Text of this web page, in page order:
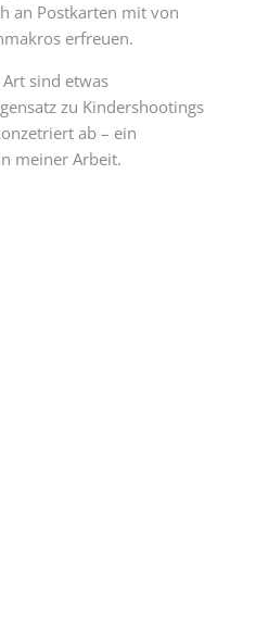
an Postkarten mit von
erfreuen.
sind etwas
zu Kindershootings
ab – ein
meiner Arbeit.